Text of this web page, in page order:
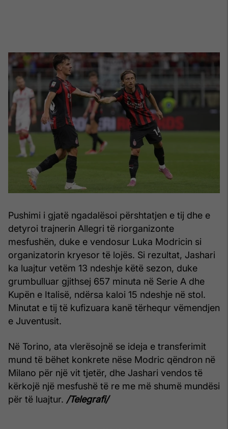
Pushimi i gjatë ngadalësoi përshtatjen e tij dhe e
detyroi trajnerin Allegri të riorganizonte
mesfushën, duke e vendosur Luka Modricin si
organizatorin kryesor të lojës. Si rezultat, Jashari
ka luajtur vetëm 13 ndeshje këtë sezon, duke
grumbulluar gjithsej 657 minuta në Serie A dhe
Kupën e Italisë, ndërsa kaloi 15 ndeshje në stol.
Minutat e tij të kufizuara kanë tërhequr vëmendjen
e Juventusit.
Në Torino, ata vlerësojnë se ideja e transferimit
mund të bëhet konkrete nëse Modric qëndron në
Milano për një vit tjetër, dhe Jashari vendos të
kërkojë një mesfushë të re me më shumë mundësi
për të luajtur. /Telegrafi/